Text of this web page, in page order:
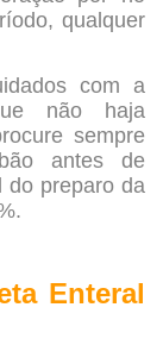
qualquer
com a
não haja
sempre
antes de
do preparo da
Enteral